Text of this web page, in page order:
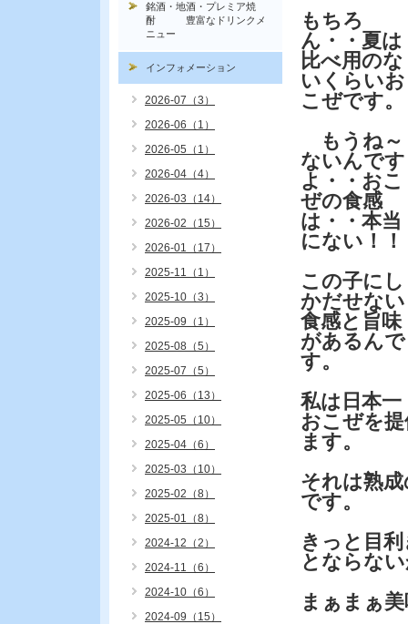
もちろ
ん・・夏は
比べ用のな
いくらいお
こぜです。
もうね～
ないんです
よ・・おこ
ぜの食感
は・・本当
にない！！
この子にし
かだせない
食感と旨味
があるんで
す。
私は日本一
おこぜを
ます。
それは熟
です。
きっと目
とならな
まぁまぁ
銘酒・地酒・プレミア焼
酎 豊富なドリンクメ
ニュー
インフォメーション
2026-07（3）
2026-06（1）
2026-05（1）
2026-04（4）
2026-03（14）
2026-02（15）
2026-01（17）
2025-11（1）
2025-10（3）
2025-09（1）
2025-08（5）
2025-07（5）
2025-06（13）
2025-05（10）
2025-04（6）
2025-03（10）
2025-02（8）
2025-01（8）
2024-12（2）
2024-11（6）
2024-10（6）
2024-09（15）